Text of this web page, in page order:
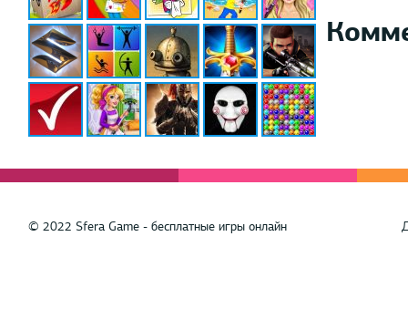
© 2022 Sfera Game - бесплатные игры онлайн